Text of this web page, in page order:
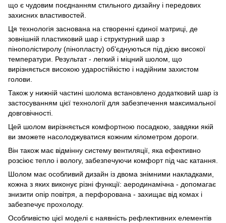
що є чудовим поєднанням стильного дизайну і передових
захисних властивостей.
Ця технологія заснована на створенні єдиної матриці, де
зовнішній пластиковий шар і структурний шар з
пінополістиролу (пінопласту) об'єднуються під дією високої
температури. Результат - легкий і міцний шолом, що
вирізняється високою ударостійкістю і надійним захистом
голови.
Також у нижній частині шолома встановлено додатковий шар із
застосуванням цієї технології для забезпечення максимальної
довговічності.
Цей шолом вирізняється комфортною посадкою, завдяки якій
ви зможете насолоджуватися кожним кілометром дороги.
Він також має відмінну систему вентиляції, яка ефективно
розсіює тепло і вологу, забезпечуючи комфорт під час катання.
Шолом має особливий дизайн із двома знімними накладками,
кожна з яких виконує різні функції: аеродинамічна - допомагає
знизити опір повітря, а перфорована - захищає від комах і
забезпечує прохолоду.
Особливістю цієї моделі є наявність рефлективних елементів